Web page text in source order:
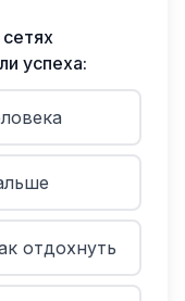
успеха:
отдохнуть